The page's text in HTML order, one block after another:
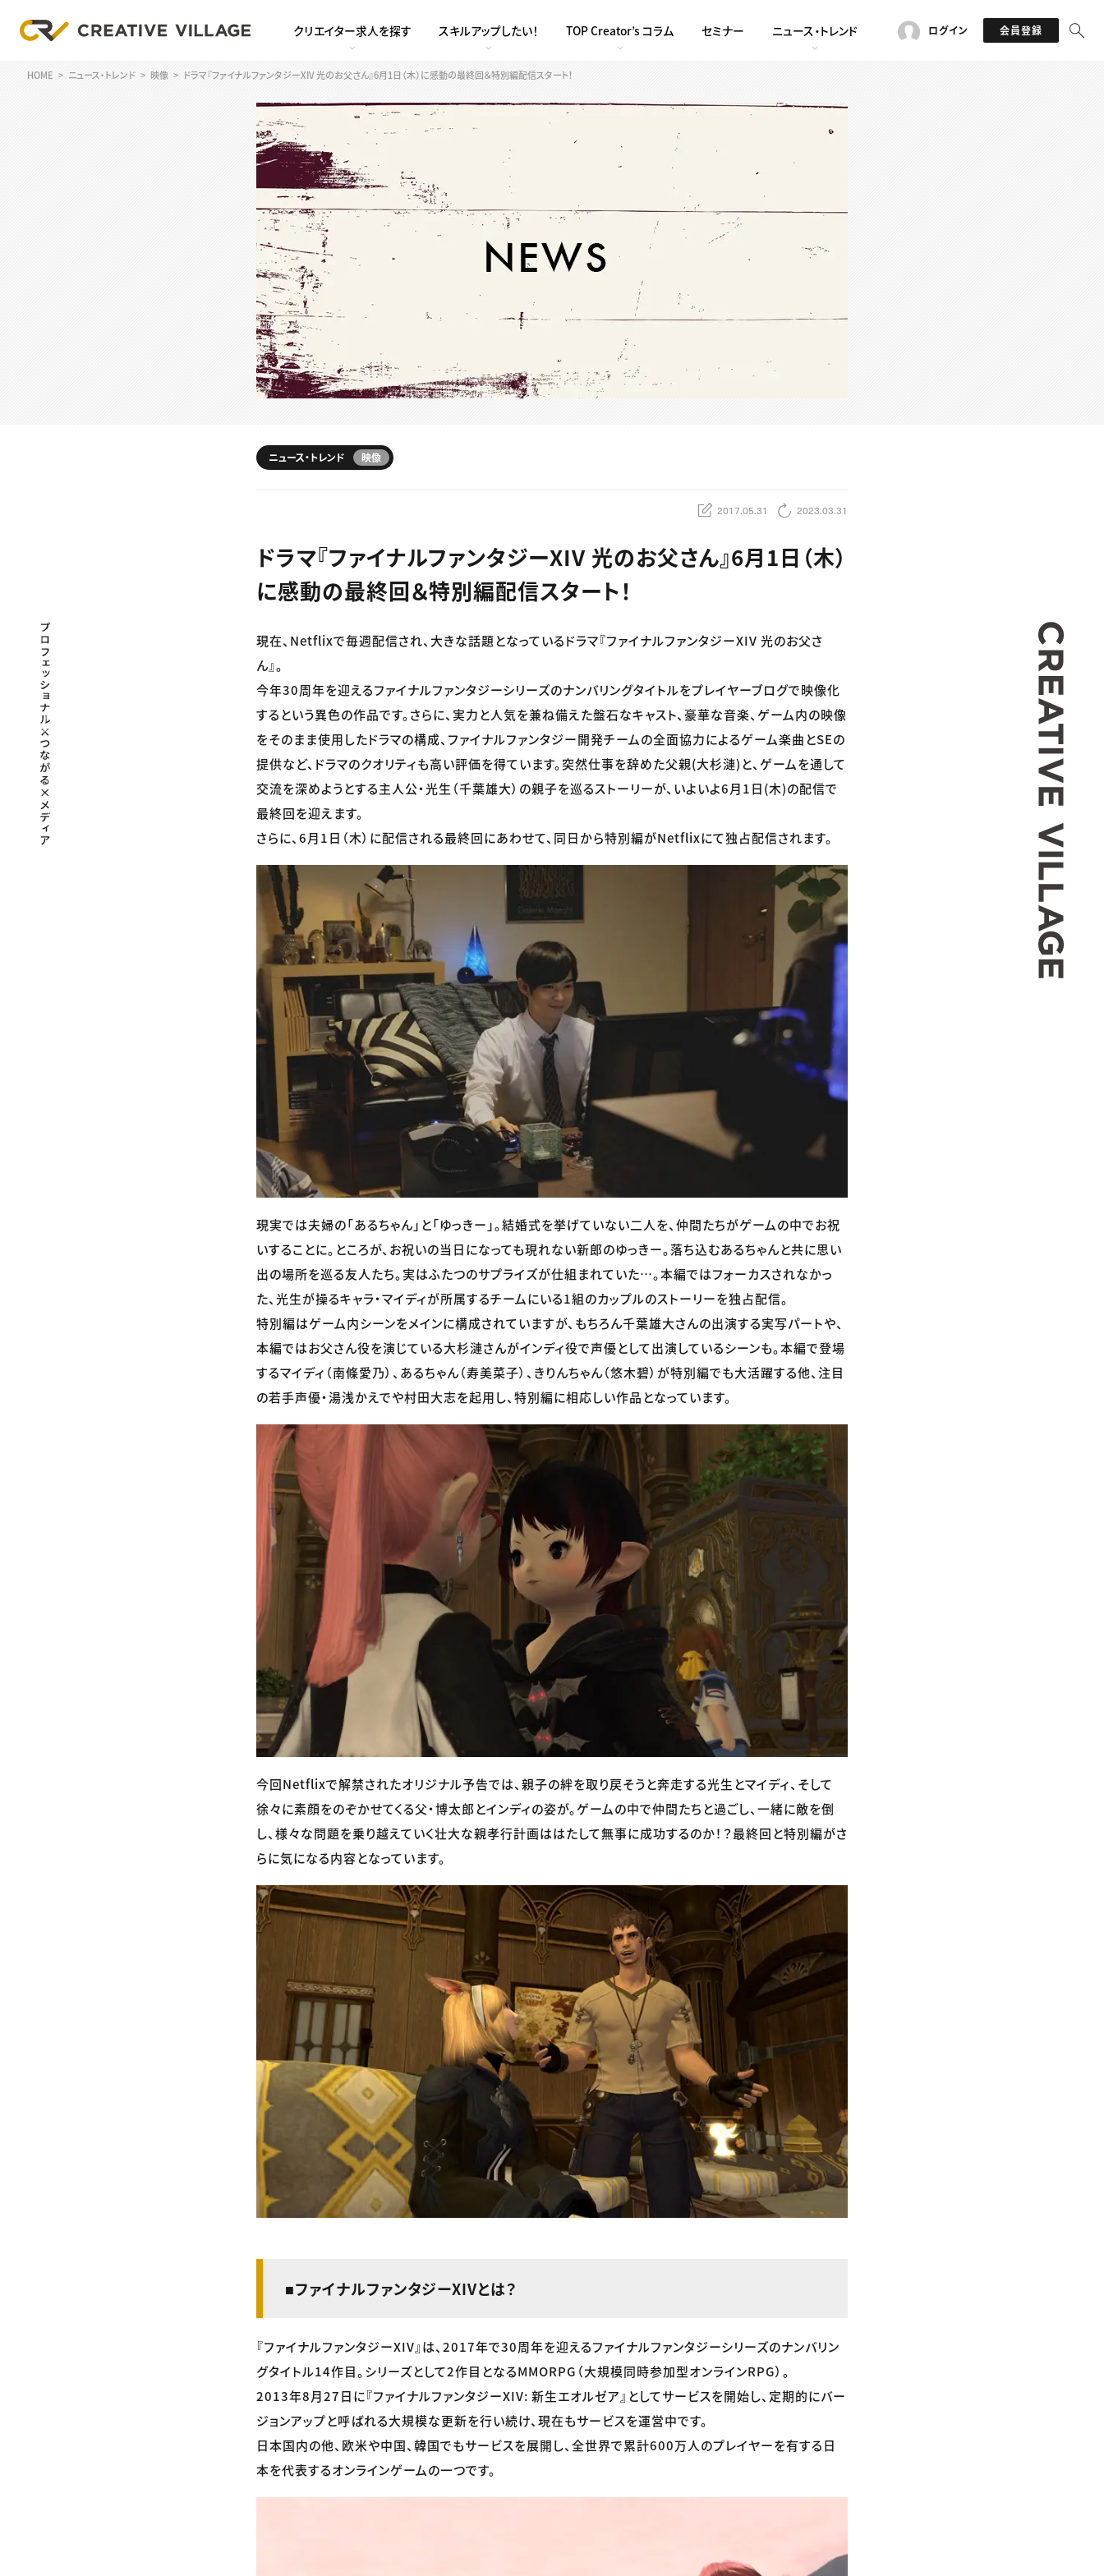
クリエイター求人を探す スキルアップしたい！ TOP Creator’s コラム セミナー ニュース・トレンド ログイン 会員登録
HOME ニュース・トレンド 映像 ドラマ『ファイナルファンタジーXIV 光のお父さん』6月1日（木）に感動の最終回＆特別編配信スタート！
ニュース・トレンド 映像
2017.05.31 2023.03.31
ドラマ『ファイナルファンタジーXIV 光のお父さん』6月1日（木）
に感動の最終回＆特別編配信スタート！
現在、Netflixで毎週配信され、大きな話題となっているドラマ『ファイナルファンタジーXIV 光のお父さ
ん』。
今年30周年を迎えるファイナルファンタジーシリーズのナンバリングタイトルをプレイヤーブログで映像化
するという異色の作品です。さらに、実力と人気を兼ね備えた盤石なキャスト、豪華な音楽、ゲーム内の映像
をそのまま使用したドラマの構成、ファイナルファンタジー開発チームの全面協力によるゲーム楽曲とSEの
提供など、ドラマのクオリティも高い評価を得ています。突然仕事を辞めた父親(大杉漣)と、ゲームを通して
交流を深めようとする主人公・光生（千葉雄大）の親子を巡るストーリーが、いよいよ6月1日(木)の配信で
最終回を迎えます。
さらに、6月1日（木）に配信される最終回にあわせて、同日から特別編がNetflixにて独占配信されます。
現実では夫婦の「あるちゃん」と「ゆっきー」。結婚式を挙げていない二人を、仲間たちがゲームの中でお祝
いすることに。ところが、お祝いの当日になっても現れない新郎のゆっきー。落ち込むあるちゃんと共に思い
出の場所を巡る友人たち。実はふたつのサプライズが仕組まれていた…。本編ではフォーカスされなかっ
た、光生が操るキャラ・マイディが所属するチームにいる1組のカップルのストーリーを独占配信。
特別編はゲーム内シーンをメインに構成されていますが、もちろん千葉雄大さんの出演する実写パートや、
本編ではお父さん役を演じている大杉漣さんがインディ役で声優として出演しているシーンも。本編で登場
するマイディ（南條愛乃）、あるちゃん（寿美菜子）、きりんちゃん（悠木碧）が特別編でも大活躍する他、注目
の若手声優・湯浅かえでや村田大志を起用し、特別編に相応しい作品となっています。
今回Netflixで解禁されたオリジナル予告では、親子の絆を取り戻そうと奔走する光生とマイディ、そして
徐々に素顔をのぞかせてくる父・博太郎とインディの姿が。ゲームの中で仲間たちと過ごし、一緒に敵を倒
し、様々な問題を乗り越えていく壮大な親孝行計画ははたして無事に成功するのか！？最終回と特別編がさ
らに気になる内容となっています。
■ファイナルファンタジーXIVとは？
『ファイナルファンタジーXIV』は、2017年で30周年を迎えるファイナルファンタジーシリーズのナンバリン
グタイトル14作目。シリーズとして2作目となるMMORPG（大規模同時参加型オンラインRPG）。
2013年8月27日に『ファイナルファンタジーXIV: 新生エオルゼア』としてサービスを開始し、定期的にバー
ジョンアップと呼ばれる大規模な更新を行い続け、現在もサービスを運営中です。
日本国内の他、欧米や中国、韓国でもサービスを展開し、全世界で累計600万人のプレイヤーを有する日
本を代表するオンラインゲームの一つです。